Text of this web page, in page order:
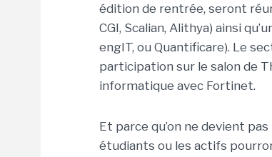
édition de rentrée, seront
CGI, Scalian, Alithya) ainsi
engIT, ou Quantificare). Le
participation sur le salon de
informatique avec Fortinet.
Et parce qu’on ne devient
étudiants ou les actifs